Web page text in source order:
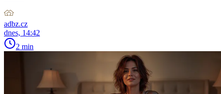
adbz.cz
dnes, 14:42
2 min